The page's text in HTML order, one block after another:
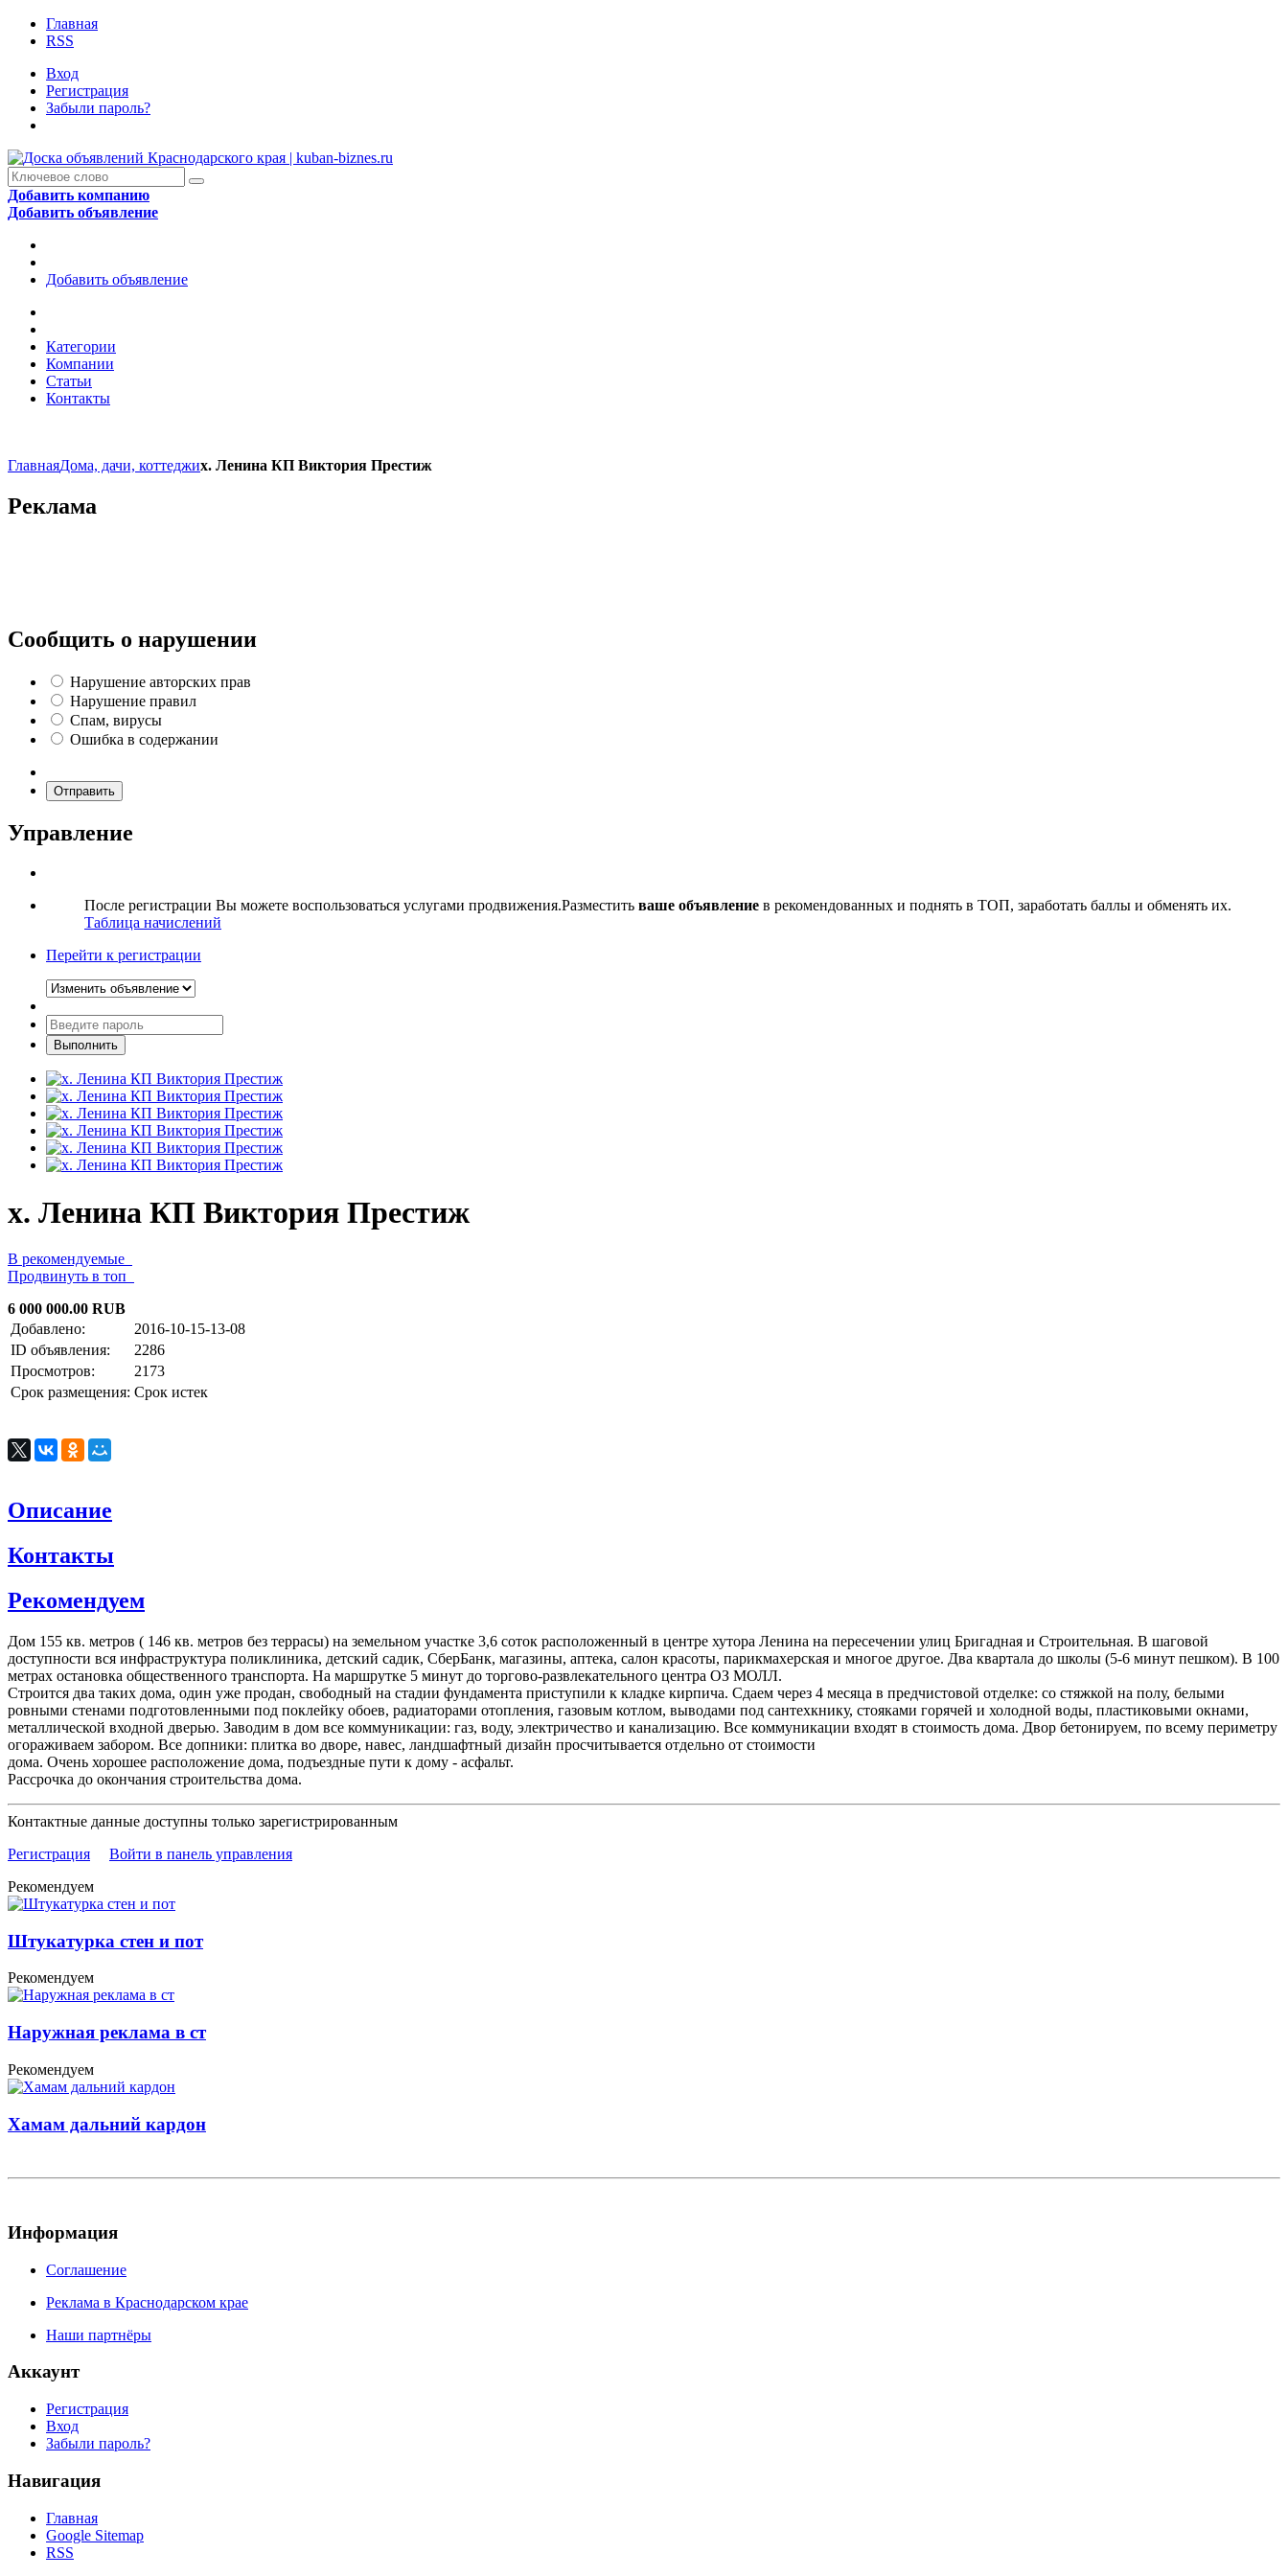
Главная
RSS
Вход
Регистрация
Забыли пароль?
Добавить компанию
Добавить объявление
Добавить объявление
Категории
Компании
Статьи
Контакты
ГлавнаяДома, дачи, коттеджих. Ленина КП Виктория Престиж
Реклама
Сообщить о нарушении
Нарушение авторских прав
Нарушение правил
Спам, вирусы
Ошибка в содержании
Отправить
Управление
После регистрации Вы можете воспользоваться услугами продвижения.Разместить ваше объявление в рекомендованных и поднять в ТОП, заработать баллы и обменять их.
Таблица начислений
Перейти к регистрации
х. Ленина КП Виктория Престиж
В рекомендуемые
Продвинуть в топ
6 000 000.00 RUB
Добавлено:
2016-10-15-13-08
ID объявления:
2286
Просмотров:
2173
Срок размещения: Срок истек
Описание
Контакты
Рекомендуем
Дом 155 кв. метров ( 146 кв. метров без террасы) на земельном участке 3,6 соток расположенный в центре хутора Ленина на пересечении улиц Бригадная и Строительная. В шаговой
доступности вся инфраструктура поликлиника, детский садик, СберБанк, магазины, аптека, салон красоты, парикмахерская и многое другое. Два квартала до школы (5-6 минут пешком). В 100
метрах остановка общественного транспорта. На маршрутке 5 минут до торгово-развлекательного центра ОЗ МОЛЛ.
Строится два таких дома, один уже продан, свободный на стадии фундамента приступили к кладке кирпича. Сдаем через 4 месяца в предчистовой отделке: со стяжкой на полу, белыми
ровными стенами подготовленными под поклейку обоев, радиаторами отопления, газовым котлом, выводами под сантехкнику, стояками горячей и холодной воды, пластиковыми окнами,
металлической входной дверью. Заводим в дом все коммуникации: газ, воду, электричество и канализацию. Все коммуникации входят в стоимость дома. Двор бетонируем, по всему периметру
огораживаем забором. Все допники: плитка во дворе, навес, ландшафтный дизайн просчитывается отдельно от стоимости
дома. Очень хорошее расположение дома, подъездные пути к дому - асфальт.
Рассрочка до окончания строительства дома.
Контактные данные доступны только зарегистрированным
Регистрация
Войти в панель управления
Рекомендуем
Штукатурка стен и пот
Рекомендуем
Наружная реклама в ст
Рекомендуем
Хамам дальний кардон
Информация
Соглашение
Реклама в Краснодарском крае
Наши партнёры
Аккаунт
Регистрация
Вход
Забыли пароль?
Навигация
Главная
Google Sitemap
RSS